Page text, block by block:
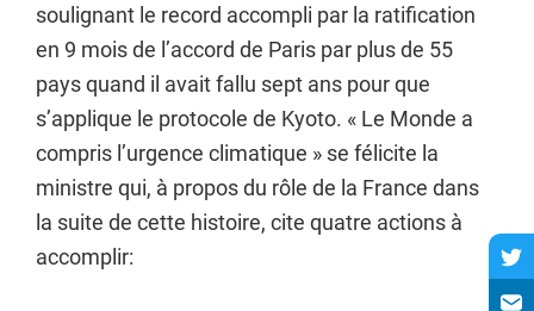
soulignant le record accompli par la ratification
en 9 mois de l’accord de Paris par plus de 55
pays quand il avait fallu sept ans pour que
s’applique le protocole de Kyoto. « Le Monde a
compris l’urgence climatique » se félicite la
ministre qui, à propos du rôle de la France dans
la suite de cette histoire, cite quatre actions à
accomplir: